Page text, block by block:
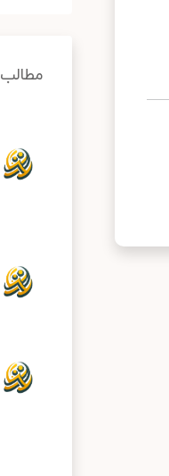
مطالب